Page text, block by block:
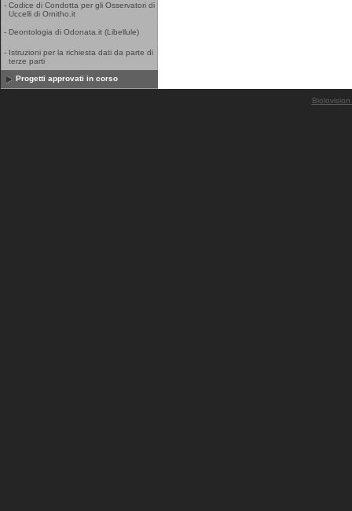
- Codice di Condotta per gli Osservatori di
Uccelli di Ornitho.it
- Deontologia di Odonata.it (Libellule)
- Istruzioni per la richiesta dati da parte di
terze parti
Progetti approvati in corso
Biolovision